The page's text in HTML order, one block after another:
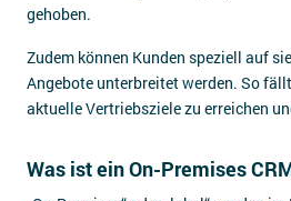
gehoben.
Zudem können Kunden speziell auf
Angebote unterbreitet werden. So
aktuelle Vertriebsziele zu erreichen
Was ist ein On-Premises